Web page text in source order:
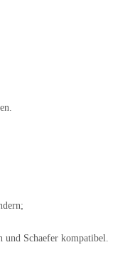
Schaefer kompatibel.